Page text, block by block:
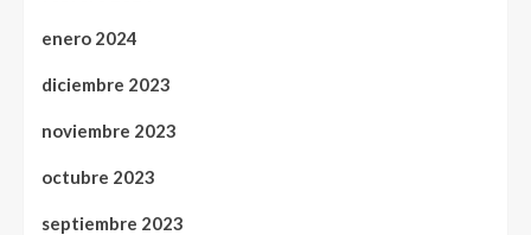
enero 2024
diciembre 2023
noviembre 2023
octubre 2023
septiembre 2023